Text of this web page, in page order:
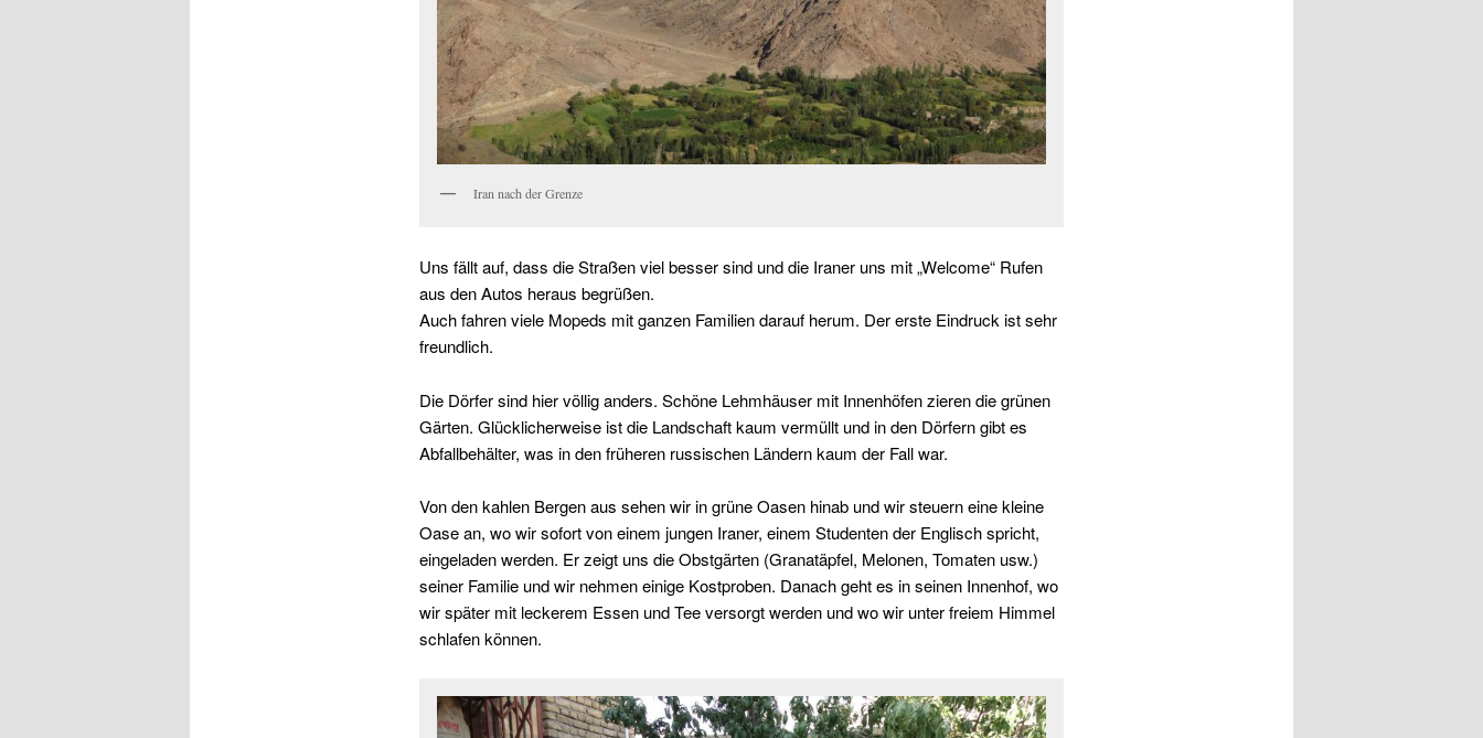
Iran nach der Grenze
Uns fällt auf, dass die Straßen viel besser sind und die Iraner uns mit „Welcome“ Rufen
aus den Autos heraus begrüßen.
Auch fahren viele Mopeds mit ganzen Familien darauf herum. Der erste Eindruck ist sehr
freundlich.
Die Dörfer sind hier völlig anders. Schöne Lehmhäuser mit Innenhöfen zieren die grünen
Gärten. Glücklicherweise ist die Landschaft kaum vermüllt und in den Dörfern gibt es
Abfallbehälter, was in den früheren russischen Ländern kaum der Fall war.
Von den kahlen Bergen aus sehen wir in grüne Oasen hinab und wir steuern eine kleine
Oase an, wo wir sofort von einem jungen Iraner, einem Studenten der Englisch spricht,
eingeladen werden. Er zeigt uns die Obstgärten (Granatäpfel, Melonen, Tomaten usw.)
seiner Familie und wir nehmen einige Kostproben. Danach geht es in seinen Innenhof, wo
wir später mit leckerem Essen und Tee versorgt werden und wo wir unter freiem Himmel
schlafen können.